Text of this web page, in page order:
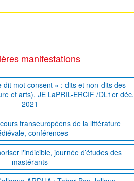
manifestations
dit mot consent » : dits et non-dits des
et arts), JE LaPRIL-ERCIF /DL1er déc.
2021
transeuropéens de la littérature
conférences
l'indicible, journée d’études des
mastérants